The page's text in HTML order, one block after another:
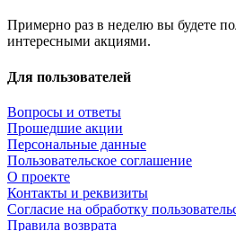
Примерно раз в неделю вы будете
интересными акциями.
Для пользователей
Вопросы и ответы
Прошедшие акции
Персональные данные
Пользовательское соглашение
О проекте
Контакты и реквизиты
Согласие на обработку
Правила возврата